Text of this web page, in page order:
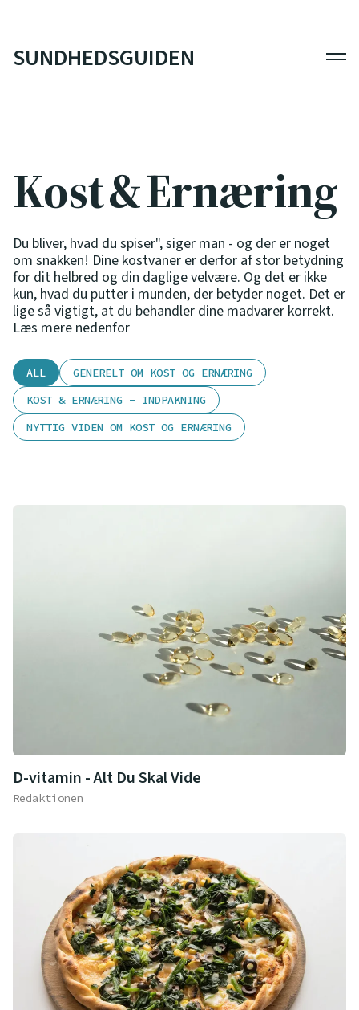
SUNDHEDSGUIDEN
Kost & Ernæring
Du bliver, hvad du spiser", siger man - og der er noget
om snakken! Dine kostvaner er derfor af stor betydning
for dit helbred og din daglige velvære. Og det er ikke
kun, hvad du putter i munden, der betyder noget. Det er
lige så vigtigt, at du behandler dine madvarer korrekt.
Læs mere nedenfor
ALL
GENERELT OM KOST OG ERNÆRING
KOST & ERNÆRING - INDPAKNING
NYTTIG VIDEN OM KOST OG ERNÆRING
D-vitamin - Alt Du Skal Vide
Redaktionen